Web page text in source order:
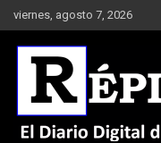
Saltar
al
contenido
viernes, agosto 7, 2026